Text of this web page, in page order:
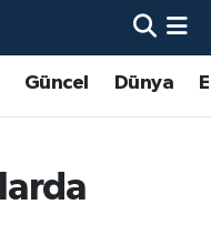
Güncel Dünya
Fikstür